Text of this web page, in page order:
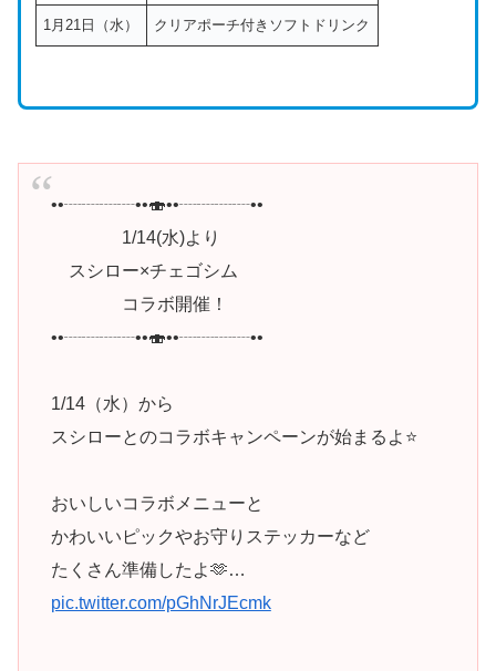
1月21日（水） クリアポーチ付きソフトドリンク
••┈┈┈┈••🍣••┈┈┈┈••
1/14(水)より
スシロー×チェゴシム
コラボ開催！
••┈┈┈┈••🍣••┈┈┈┈••
1/14（水）から
スシローとのコラボキャンペーンが始まるよ⭐️
おいしいコラボメニューと
かわいいピックやお守りステッカーなど
たくさん準備したよ🫶…
pic.twitter.com/pGhNrJEcmk